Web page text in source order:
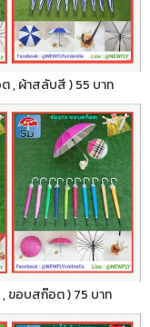
, ผ้าสลับสี ) 55 บาท
, ขอบสก๊อต ) 75 บาท